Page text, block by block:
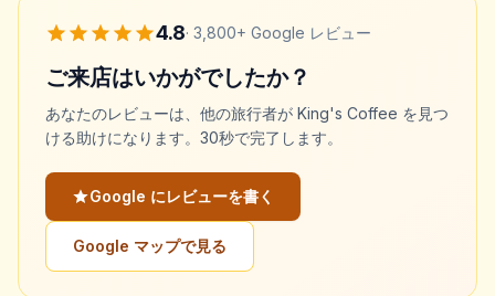
4.8· 3,800+ Google レビュー
ご来店はいかがでしたか？
あなたのレビューは、他の旅行者が King's Coffee を見つ
ける助けになります。30秒で完了します。
Google にレビューを書く
Google マップで見る